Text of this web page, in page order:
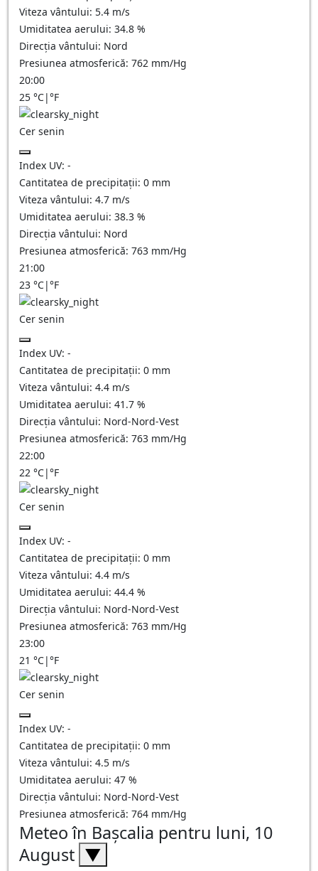
Viteza vântului: 5.4 m/s
Umiditatea aerului: 34.8 %
Direcția vântului: Nord
Presiunea atmosferică: 762 mm/Hg
20:00
25 °C|°F
Cer senin
Index UV: -
Cantitatea de precipitații: 0 mm
Viteza vântului: 4.7 m/s
Umiditatea aerului: 38.3 %
Direcția vântului: Nord
Presiunea atmosferică: 763 mm/Hg
21:00
23 °C|°F
Cer senin
Index UV: -
Cantitatea de precipitații: 0 mm
Viteza vântului: 4.4 m/s
Umiditatea aerului: 41.7 %
Direcția vântului: Nord-Nord-Vest
Presiunea atmosferică: 763 mm/Hg
22:00
22 °C|°F
Cer senin
Index UV: -
Cantitatea de precipitații: 0 mm
Viteza vântului: 4.4 m/s
Umiditatea aerului: 44.4 %
Direcția vântului: Nord-Nord-Vest
Presiunea atmosferică: 763 mm/Hg
23:00
21 °C|°F
Cer senin
Index UV: -
Cantitatea de precipitații: 0 mm
Viteza vântului: 4.5 m/s
Umiditatea aerului: 47 %
Direcția vântului: Nord-Nord-Vest
Presiunea atmosferică: 764 mm/Hg
Meteo în Başcalia pentru luni, 10
August ▼